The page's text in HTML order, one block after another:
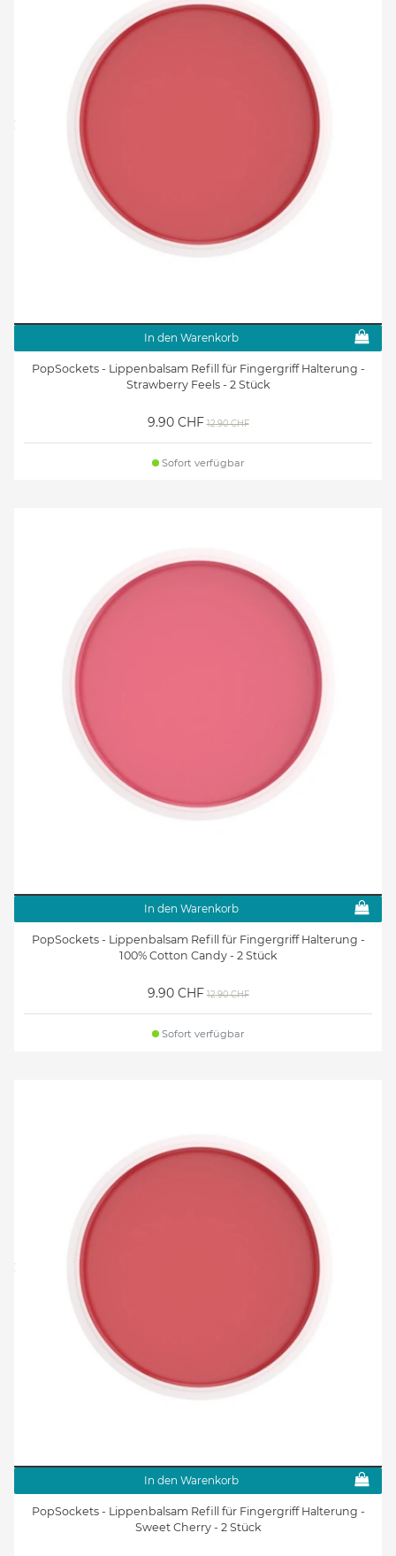
In den Warenkorb
PopSockets - Lippenbalsam Refill für Fingergriff Halterung -
Strawberry Feels - 2 Stück
9.90 CHF 12.90 CHF
Sofort verfügbar
In den Warenkorb
PopSockets - Lippenbalsam Refill für Fingergriff Halterung -
100% Cotton Candy - 2 Stück
9.90 CHF 12.90 CHF
Sofort verfügbar
In den Warenkorb
PopSockets - Lippenbalsam Refill für Fingergriff Halterung -
Sweet Cherry - 2 Stück